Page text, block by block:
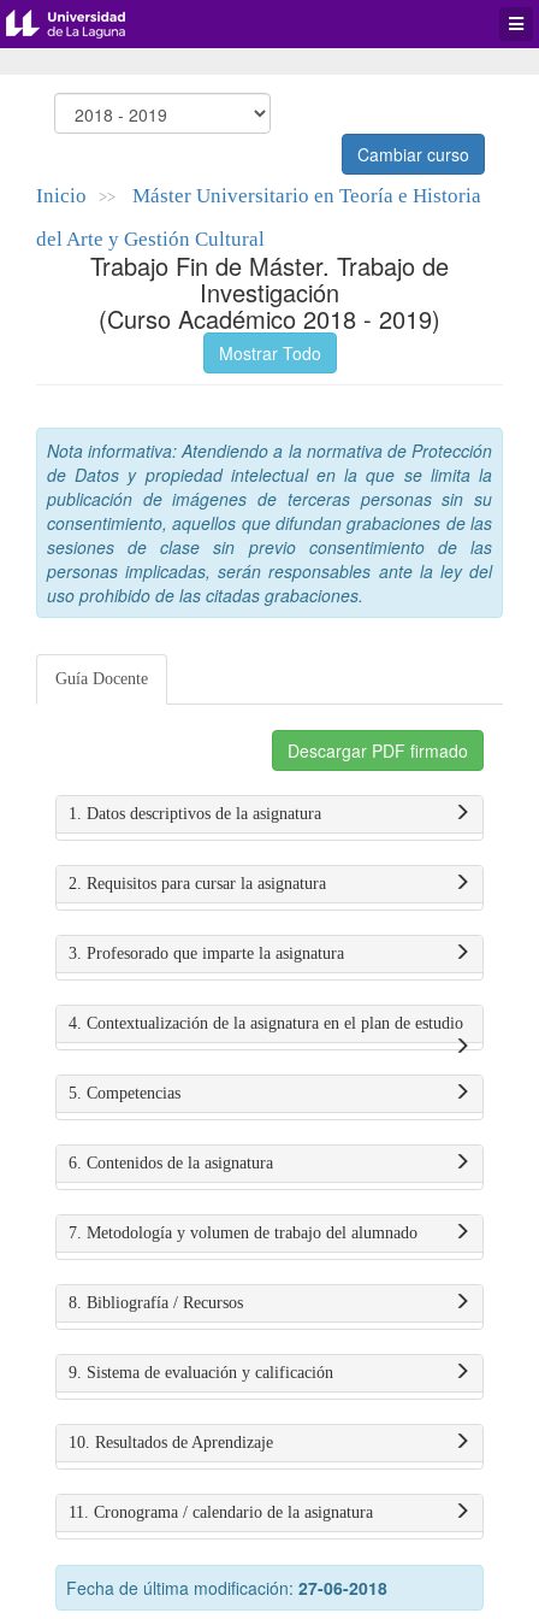
Cambiar curso
Inicio >>
Máster Universitario en Teoría e Historia
del Arte y Gestión Cultural
Trabajo Fin de Máster. Trabajo de
Investigación
(Curso Académico 2018 - 2019)
Mostrar Todo
Nota informativa: Atendiendo a la normativa de Protección
de Datos y propiedad intelectual en la que se limita la
publicación de imágenes de terceras personas sin su
consentimiento, aquellos que difundan grabaciones de las
sesiones de clase sin previo consentimiento de las
personas implicadas, serán responsables ante la ley del
uso prohibido de las citadas grabaciones.
Guía Docente
Descargar PDF firmado
1. Datos descriptivos de la asignatura
2. Requisitos para cursar la asignatura
3. Profesorado que imparte la asignatura
4. Contextualización de la asignatura en el plan de estudio
5. Competencias
6. Contenidos de la asignatura
7. Metodología y volumen de trabajo del alumnado
8. Bibliografía / Recursos
9. Sistema de evaluación y calificación
10. Resultados de Aprendizaje
11. Cronograma / calendario de la asignatura
Fecha de última modificación: 27-06-2018